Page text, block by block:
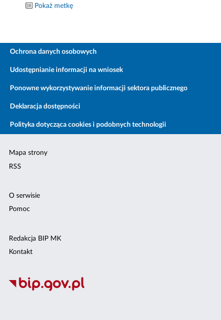
Pokaż metkę
Ochrona danych osobowych
Udostępnianie informacji na wniosek
Ponowne wykorzystywanie informacji sektora publicznego
Deklaracja dostępności
Polityka dotycząca cookies i podobnych technologii
Mapa strony
RSS
O serwisie
Pomoc
Redakcja BIP MK
Kontakt